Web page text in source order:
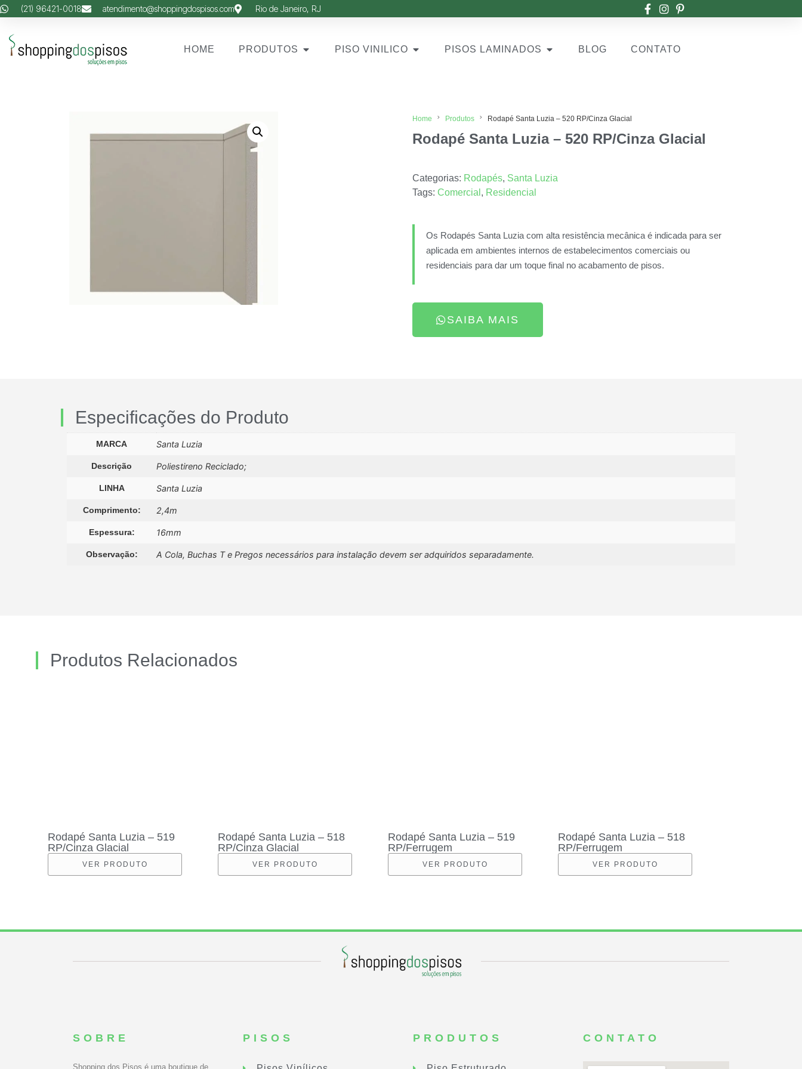
(21) 96421-0018 atendimento@shoppingdospisos.com Rio de Janeiro, RJ
HOME PRODUTOS PISO VINILICO PISOS LAMINADOS BLOG CONTATO
Home Produtos Rodapé Santa Luzia – 520 RP/Cinza Glacial
Rodapé Santa Luzia – 520 RP/Cinza Glacial
Categorias: Rodapés, Santa Luzia
Tags: Comercial , Residencial
Os Rodapés Santa Luzia com alta resistência mecânica é indicada para ser
aplicada em ambientes internos de estabelecimentos comerciais ou
residenciais para dar um toque final no acabamento de pisos.
SAIBA MAIS
Especificações do Produto
MARCA Santa Luzia
Descrição Poliestireno Reciclado;
LINHA Santa Luzia
Comprimento: 2,4m
Espessura: 16mm
Observação: A Cola, Buchas T e Pregos necessários para instalação devem ser adquiridos separadamente.
Produtos Relacionados
Rodapé Santa Luzia – 519
RP/Cinza Glacial
VER PRODUTO
Rodapé Santa Luzia – 518
RP/Cinza Glacial
VER PRODUTO
Rodapé Santa Luzia – 519
RP/Ferrugem
VER PRODUTO
Rodapé Santa Luzia – 518
RP/Ferrugem
VER PRODUTO
SOBRE
Shopping dos Pisos é uma boutique de
PISOS PRODUTOS CONTATO